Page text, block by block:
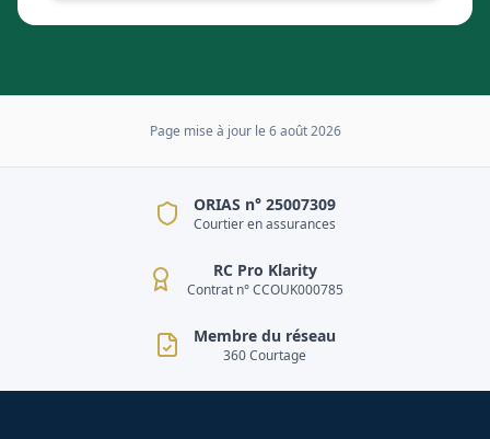
Page mise à jour le 6 août 2026
ORIAS n° 25007309
Courtier en assurances
RC Pro Klarity
Contrat n° CCOUK000785
Membre du réseau
360 Courtage